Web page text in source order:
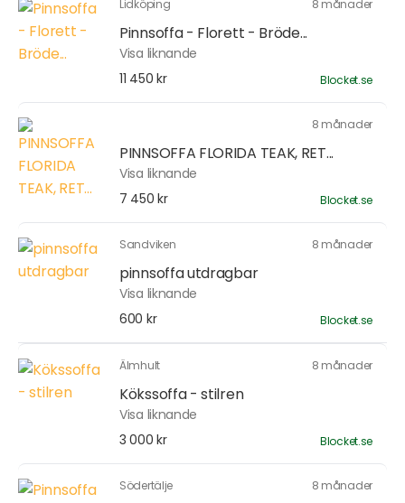
Lidköping 8 månader
Pinnsoffa - Florett - Bröde...
Visa liknande
11 450 kr
Blocket.se
8 månader
PINNSOFFA FLORIDA TEAK, RET...
Visa liknande
7 450 kr
Blocket.se
Sandviken 8 månader
pinnsoffa utdragbar
Visa liknande
600 kr
Blocket.se
Älmhult 8 månader
Kökssoffa - stilren
Visa liknande
3 000 kr
Blocket.se
Södertälje 8 månader